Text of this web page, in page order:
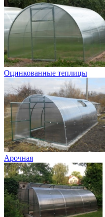
Оцинкованные теплицы
Арочная